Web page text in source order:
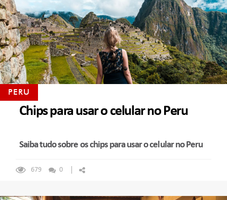
PERU
Chips para usar o celular no Peru
Saiba tudo sobre os chips para usar o celular no Peru
679 0